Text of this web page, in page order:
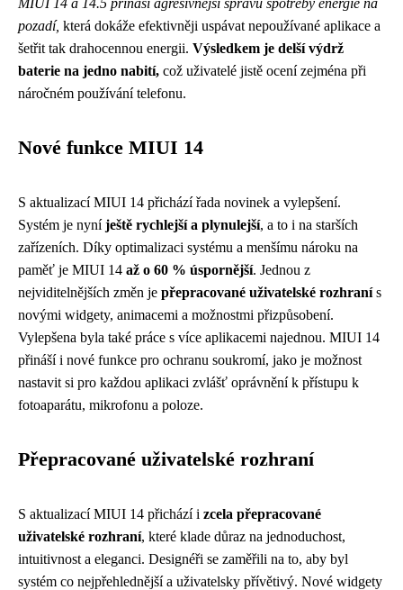
MIUI 14 a 14.5 přináší agresivnější správu spotřeby energie na
pozadí, která dokáže efektivněji uspávat nepoužívané aplikace a
šetřit tak drahocennou energii. Výsledkem je delší výdrž
baterie na jedno nabití, což uživatelé jistě ocení zejména při
náročném používání telefonu.
Nové funkce MIUI 14
S aktualizací MIUI 14 přichází řada novinek a vylepšení.
Systém je nyníještě rychlejší a plynulejší, a to i na starších
zařízeních. Díky optimalizaci systému a menšímu nároku na
paměť je MIUI 14 až o 60 % úspornější. Jednou z
nejviditelnějších změn je přepracované uživatelské rozhranís
novými widgety, animacemi a možnostmi přizpůsobení.
Vylepšena byla také práce s více aplikacemi najednou. MIUI 14
přináší i nové funkce pro ochranu soukromí, jako je možnost
nastavit si pro každou aplikaci zvlášť oprávnění k přístupu k
fotoaparátu, mikrofonu a poloze.
Přepracované uživatelské rozhraní
S aktualizací MIUI 14 přichází i zcela přepracované
uživatelské rozhraní, které klade důraz na jednoduchost,
intuitivnost a eleganci. Designéři se zaměřili na to, aby byl
systém co nejpřehlednější a uživatelsky přívětivý. Nové widgety